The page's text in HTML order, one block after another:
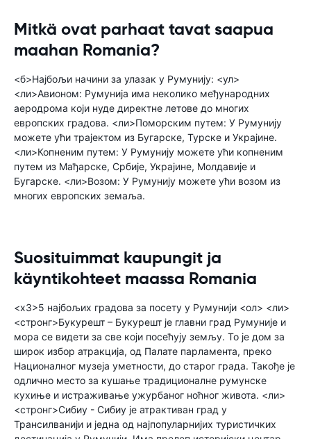
Mitkä ovat parhaat tavat saapua
maahan Romania?
<б>Најбољи начини за улазак у Румунију: <ул>
<ли>Авионом: Румунија има неколико међународних
аеродрома који нуде директне летове до многих
европских градова. <ли>Поморским путем: У Румунију
можете ући трајектом из Бугарске, Турске и Украјине.
<ли>Копненим путем: У Румунију можете ући копненим
путем из Мађарске, Србије, Украјине, Молдавије и
Бугарске. <ли>Возом: У Румунију можете ући возом из
многих европских земаља.
Suosituimmat kaupungit ja
käyntikohteet maassa Romania
<х3>5 најбољих градова за посету у Румунији <ол> <ли>
<стронг>Букурешт – Букурешт је главни град Румуније и
мора се видети за све који посећују земљу. То је дом за
широк избор атракција, од Палате парламента, преко
Националног музеја уметности, до старог града. Такође је
одлично место за кушање традиционалне румунске
кухиње и истраживање ужурбаног ноћног живота. <ли>
<стронг>Сибиу - Сибиу је атрактиван град у
Трансилванији и једна од најпопуларнијих туристичких